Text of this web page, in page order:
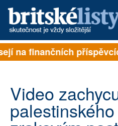
PŘIHLÁSIT
ARCHIV
ROZHOVORY
na finančních
Video